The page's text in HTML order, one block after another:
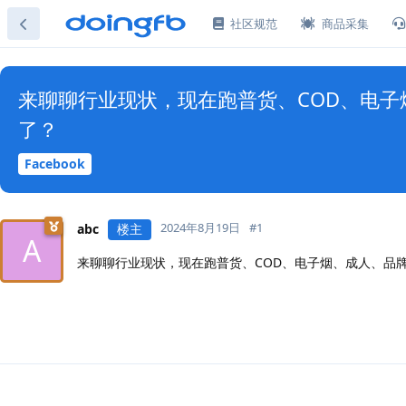
社区规范 商品采集
Facebook
来聊聊行业现状，现在跑普货、COD、电
了？
A
abc 楼主 2024年8月19日 #1
来聊聊行业现状，现在跑普货、COD、电子烟、成人、品